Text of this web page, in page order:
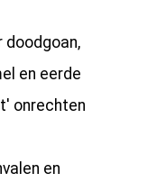
doodgoan,
en eerde
onrechten
en